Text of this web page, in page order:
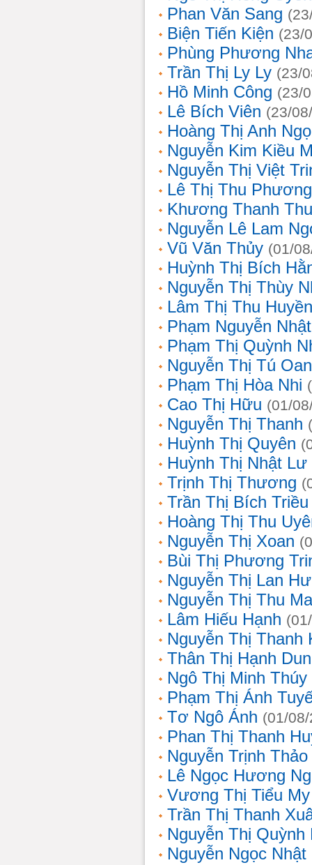
Phan Văn Sang
Biện Tiến Kiện (23/
Phùng Phương
Trần Thị Ly Ly (23/
Hồ Minh Công (23/
Lê Bích Viên (23/
Hoàng Thị Anh
Nguyễn Kim Kiều
Nguyễn Thị Việt
Lê Thị Thu Phương
Khương Thanh
Nguyễn Lê Lam
Vũ Văn Thủy (01/
Huỳnh Thị Bích
Nguyễn Thị Thùy
Lâm Thị Thu Huyền
Phạm Nguyễn
Phạm Thị Quỳnh
Nguyễn Thị Tú
Phạm Thị Hòa Nhi
Cao Thị Hữu (01/
Nguyễn Thị Thanh
Huỳnh Thị Quyên
Huỳnh Thị Nhật Lư
Trịnh Thị Thương
Trần Thị Bích Triều
Hoàng Thị Thu
Nguyễn Thị Xoan
Bùi Thị Phương
Nguyễn Thị Lan
Nguyễn Thị Thu
Lâm Hiếu Hạnh
Nguyễn Thị Thanh
Thân Thị Hạnh
Ngô Thị Minh Thúy
Phạm Thị Ánh
Tơ Ngô Ánh (01/
Phan Thị Thanh
Nguyễn Trịnh
Lê Ngọc Hương
Vương Thị Tiểu My
Trần Thị Thanh
Nguyễn Thị Quỳnh
Nguyễn Ngọc Nhật